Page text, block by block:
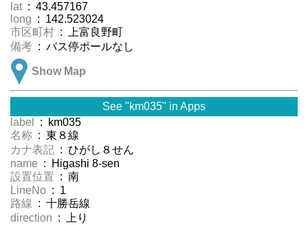
lat : 43.457167
long : 142.523024
市区町村 : 上富良野町
備考 : バス停ポールなし
Show Map
See "km035" in Apps
label
: km035
名称 : 東８線
カナ表記 : ひがし８せん
name : Higashi 8-sen
設置位置 : 南
LineNo : 1
路線 : 十勝岳線
direction : 上り